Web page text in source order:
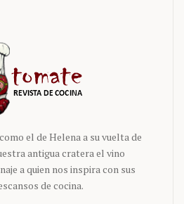
el de Helena a su vuelta de
antigua cratera el vino
a quien nos inspira con sus
de cocina.